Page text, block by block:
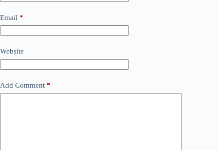
Email *
Website
Add Comment *